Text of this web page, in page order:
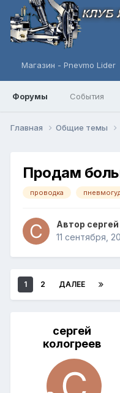
Магазин - Pnevmo Lider
Форумы События
Главная Общие темы
Продам
проводка
Автор
11 сентября,
1 2 ДАЛЕЕ
сергей
кологреев